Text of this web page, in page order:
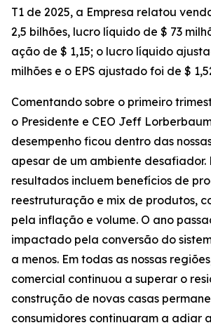
T1 de 2025, a Empresa relatou
2,5 bilhões, lucro líquido de $ 73
ação de $ 1,15; o lucro líquido
milhões e o EPS ajustado foi de $
Comentando sobre o primeiro
o Presidente e CEO Jeff
desempenho ficou dentro das
apesar de um ambiente desafiador.
resultados incluem benefícios de
reestruturação e mix de produtos,
pela inflação e volume. O ano
impactado pela conversão do
a menos. Em todas as nossas
comercial continuou a superar o
construção de novas casas
consumidores continuaram a adiar